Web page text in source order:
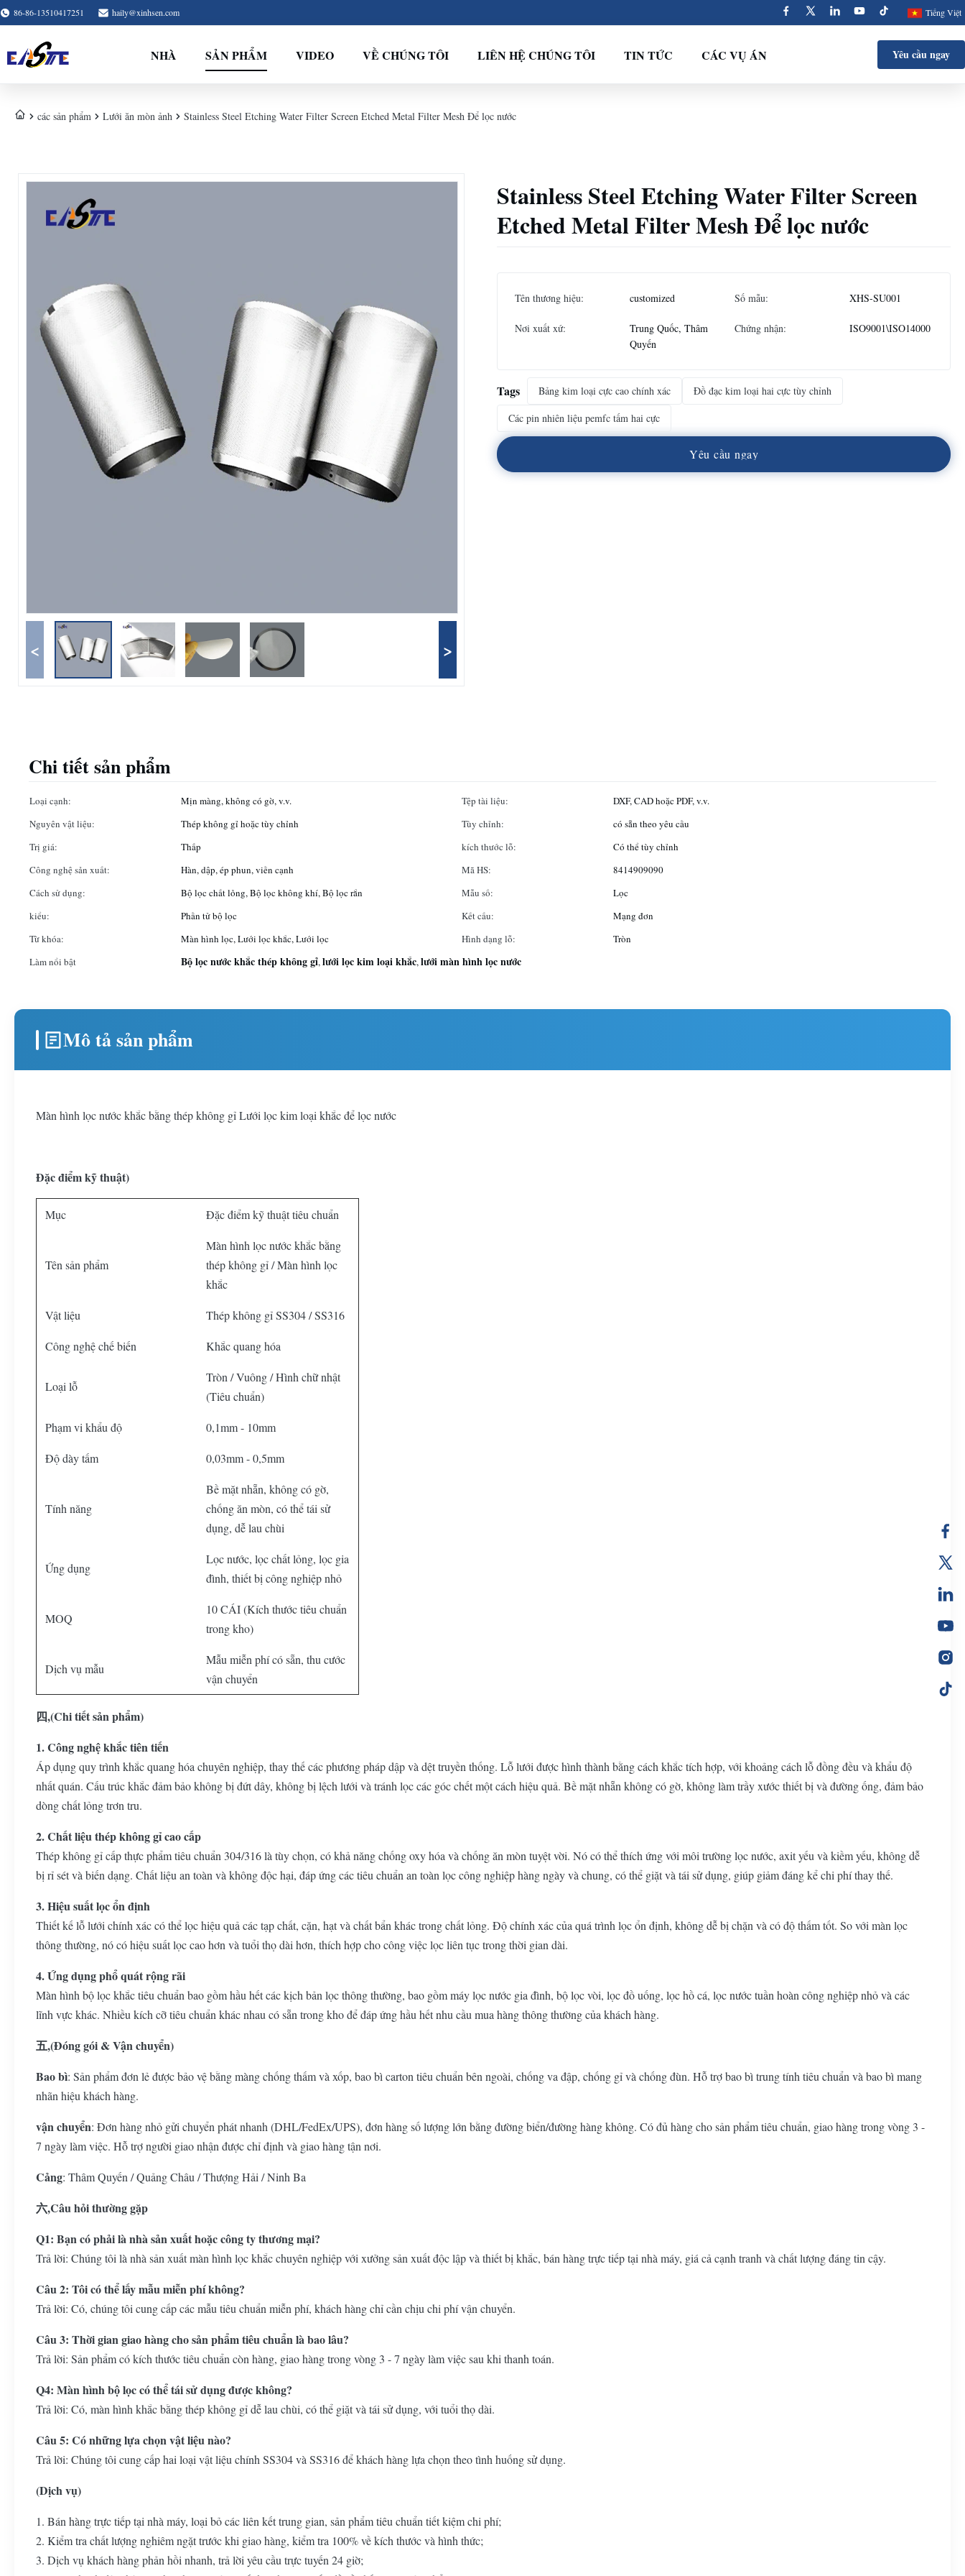
86-86-13510417251 haily@xinhsen.com Tiếng Việt
NHÀ SẢN PHẨM VIDEO VỀ CHÚNG TÔI LIÊN HỆ CHÚNG TÔI TIN TỨC CÁC VỤ ÁN Yêu cầu ngay
các sản phẩm Lưới ăn mòn ảnh Stainless Steel Etching Water Filter Screen Etched Metal Filter Mesh Để lọc nước
< >
Stainless Steel Etching Water Filter Screen
Etched Metal Filter Mesh Để lọc nước
Tên thương hiệu: customized Số mẫu: XHS-SU001
Nơi xuất xứ:
Trung Quốc, Thâm
Quyến
Chứng nhận: ISO9001\ISO14000
Tags Bảng kim loại cực cao chính xác
Đồ đạc kim loại hai cực tùy chỉnh
Các pin nhiên liệu pemfc tấm hai cực
Yêu cầu ngay
Chi tiết sản phẩm
Loại cạnh: Mịn màng, không có gờ, v.v. Tệp tài liệu:
DXF, CAD hoặc PDF, v.v.
Nguyên vật liệu:
Thép không gỉ hoặc tùy chỉnh Tùy chỉnh:
có sẵn theo yêu cầu
Trị giá:
Thấp kích thước lỗ:
Có thể tùy chỉnh
Công nghệ sản xuất:
Hàn, dập, ép phun, viền cạnh Mã HS:
8414909090
Cách sử dụng:
Bộ lọc chất lỏng, Bộ lọc không khí, Bộ lọc rắn Mẫu số:
Lọc
kiểu:
Phần tử bộ lọc Kết cấu:
Mạng đơn
Từ khóa:
Màn hình lọc, Lưới lọc khắc, Lưới lọc Hình dạng lỗ:
Tròn
Làm nổi bật
Bộ lọc nước khắc thép không gỉ,lưới lọc kim loại khắc,lưới màn hình lọc nước
Mô tả sản phẩm
Màn hình lọc nước khắc bằng thép không gỉ Lưới lọc kim loại khắc để lọc nước
Đặc điểm kỹ thuật)
Mục Đặc điểm kỹ thuật tiêu chuẩn
Tên sản phẩm
Màn hình lọc nước khắc bằng
thép không gỉ / Màn hình lọc
khắc
Vật liệu Thép không gỉ SS304 / SS316
Công nghệ chế biến Khắc quang hóa
Loại lỗ
Tròn / Vuông / Hình chữ nhật
(Tiêu chuẩn)
Phạm vi khẩu độ 0,1mm - 10mm
Độ dày tấm 0,03mm - 0,5mm
Tính năng
Bề mặt nhẵn, không có gờ,
chống ăn mòn, có thể tái sử
dụng, dễ lau chùi
Ứng dụng
Lọc nước, lọc chất lỏng, lọc gia
đình, thiết bị công nghiệp nhỏ
MOQ
10 CÁI (Kích thước tiêu chuẩn
trong kho)
Dịch vụ mẫu
Mẫu miễn phí có sẵn, thu cước
vận chuyển
四,(Chi tiết sản phẩm)
1. Công nghệ khắc tiên tiến
Áp dụng quy trình khắc quang hóa chuyên nghiệp, thay thế các phương pháp dập và dệt truyền thống. Lỗ lưới được hình thành bằng cách khắc tích hợp, với khoảng cách lỗ đồng đều và khẩu độ
nhất quán. Cấu trúc khắc đảm bảo không bị đứt dây, không bị lệch lưới và tránh lọc các góc chết một cách hiệu quả. Bề mặt nhẵn không có gờ, không làm trầy xước thiết bị và đường ống, đảm bảo
dòng chất lỏng trơn tru.
2. Chất liệu thép không gỉ cao cấp
Thép không gỉ cấp thực phẩm tiêu chuẩn 304/316 là tùy chọn, có khả năng chống oxy hóa và chống ăn mòn tuyệt vời. Nó có thể thích ứng với môi trường lọc nước, axit yếu và kiềm yếu, không dễ
bị rỉ sét và biến dạng. Chất liệu an toàn và không độc hại, đáp ứng các tiêu chuẩn an toàn lọc công nghiệp hàng ngày và chung, có thể giặt và tái sử dụng, giúp giảm đáng kể chi phí thay thế.
3. Hiệu suất lọc ổn định
Thiết kế lỗ lưới chính xác có thể lọc hiệu quả các tạp chất, cặn, hạt và chất bẩn khác trong chất lỏng. Độ chính xác của quá trình lọc ổn định, không dễ bị chặn và có độ thấm tốt. So với màn lọc
thông thường, nó có hiệu suất lọc cao hơn và tuổi thọ dài hơn, thích hợp cho công việc lọc liên tục trong thời gian dài.
4. Ứng dụng phổ quát rộng rãi
Màn hình bộ lọc khắc tiêu chuẩn bao gồm hầu hết các kịch bản lọc thông thường, bao gồm máy lọc nước gia đình, bộ lọc vòi, lọc đồ uống, lọc hồ cá, lọc nước tuần hoàn công nghiệp nhỏ và các
lĩnh vực khác. Nhiều kích cỡ tiêu chuẩn khác nhau có sẵn trong kho để đáp ứng hầu hết nhu cầu mua hàng thông thường của khách hàng.
五,(Đóng gói & Vận chuyển)
Bao bì: Sản phẩm đơn lẻ được bảo vệ bằng màng chống thấm và xốp, bao bì carton tiêu chuẩn bên ngoài, chống va đập, chống gỉ và chống đùn. Hỗ trợ bao bì trung tính tiêu chuẩn và bao bì mang
nhãn hiệu khách hàng.
vận chuyển: Đơn hàng nhỏ gửi chuyển phát nhanh (DHL/FedEx/UPS), đơn hàng số lượng lớn bằng đường biển/đường hàng không. Có đủ hàng cho sản phẩm tiêu chuẩn, giao hàng trong vòng 3 -
7 ngày làm việc. Hỗ trợ người giao nhận được chỉ định và giao hàng tận nơi.
Cảng: Thâm Quyến / Quảng Châu / Thượng Hải / Ninh Ba
六,Câu hỏi thường gặp
Q1: Bạn có phải là nhà sản xuất hoặc công ty thương mại?
Trả lời: Chúng tôi là nhà sản xuất màn hình lọc khắc chuyên nghiệp với xưởng sản xuất độc lập và thiết bị khắc, bán hàng trực tiếp tại nhà máy, giá cả cạnh tranh và chất lượng đáng tin cậy.
Câu 2: Tôi có thể lấy mẫu miễn phí không?
Trả lời: Có, chúng tôi cung cấp các mẫu tiêu chuẩn miễn phí, khách hàng chỉ cần chịu chi phí vận chuyển.
Câu 3: Thời gian giao hàng cho sản phẩm tiêu chuẩn là bao lâu?
Trả lời: Sản phẩm có kích thước tiêu chuẩn còn hàng, giao hàng trong vòng 3 - 7 ngày làm việc sau khi thanh toán.
Q4: Màn hình bộ lọc có thể tái sử dụng được không?
Trả lời: Có, màn hình khắc bằng thép không gỉ dễ lau chùi, có thể giặt và tái sử dụng, với tuổi thọ dài.
Câu 5: Có những lựa chọn vật liệu nào?
Trả lời: Chúng tôi cung cấp hai loại vật liệu chính SS304 và SS316 để khách hàng lựa chọn theo tình huống sử dụng.
(Dịch vụ)
1. Bán hàng trực tiếp tại nhà máy, loại bỏ các liên kết trung gian, sản phẩm tiêu chuẩn tiết kiệm chi phí;
2. Kiểm tra chất lượng nghiêm ngặt trước khi giao hàng, kiểm tra 100% về kích thước và hình thức;
3. Dịch vụ khách hàng phản hồi nhanh, trả lời yêu cầu trực tuyến 24 giờ;